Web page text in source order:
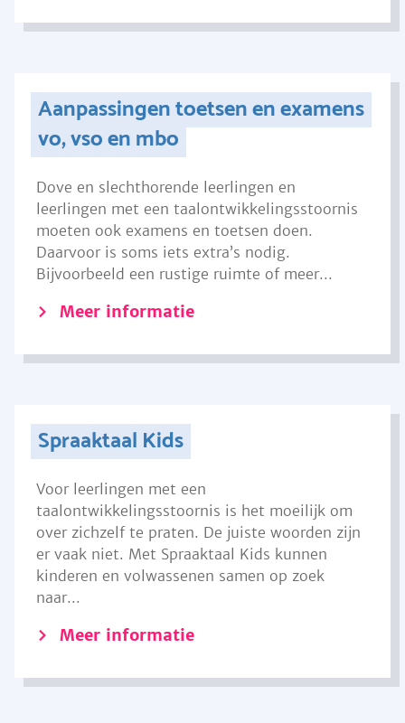
Aanpassingen toetsen en examens
vo, vso en mbo
Dove en slechthorende leerlingen en
leerlingen met een taalontwikkelingsstoornis
moeten ook examens en toetsen doen.
Daarvoor is soms iets extra’s nodig.
Bijvoorbeeld een rustige ruimte of meer...
Meer informatie
Spraaktaal Kids
Voor leerlingen met een
taalontwikkelingsstoornis is het moeilijk om
over zichzelf te praten. De juiste woorden zijn
er vaak niet. Met Spraaktaal Kids kunnen
kinderen en volwassenen samen op zoek
naar...
Meer informatie